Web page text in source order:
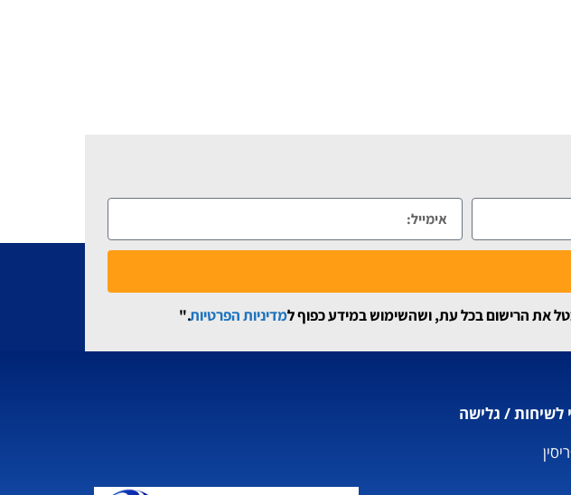
את הרישום בכל עת, ושהשימוש במידע כפוף למדיניות הפרטיות."
לשיחות / גלישה